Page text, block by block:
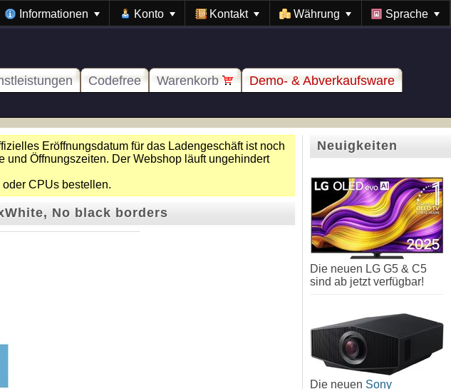
Informationen Konto Kontakt Währung Sprache
Codefree Warenkorb
Demo- & Abverkaufsware
Eröffnungsdatum für das Ladengeschäft ist noch
und Öffnungszeiten. Der Webshop läuft ungehindert
CPUs bestellen.
No black borders
Neuigkeiten
Die neuen LG G5 & C5
sind ab jetzt verfügbar!
Die neuen Sony